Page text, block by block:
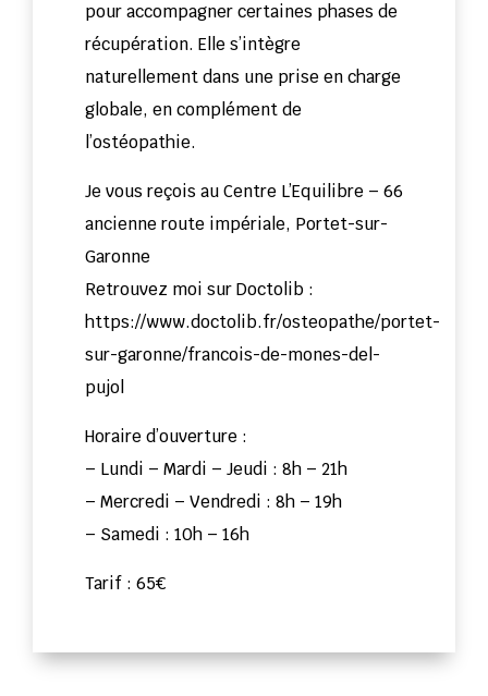
pour accompagner certaines phases de
récupération. Elle s’intègre
naturellement dans une prise en charge
globale, en complément de
l’ostéopathie.
Je vous reçois au Centre L’Equilibre – 66
ancienne route impériale, Portet-sur-
Garonne
Retrouvez moi sur Doctolib :
https://www.doctolib.fr/osteopathe/portet-
sur-garonne/francois-de-mones-del-
pujol
Horaire d’ouverture :
– Lundi – Mardi – Jeudi : 8h – 21h
– Mercredi – Vendredi : 8h – 19h
– Samedi : 10h – 16h
Tarif : 65€